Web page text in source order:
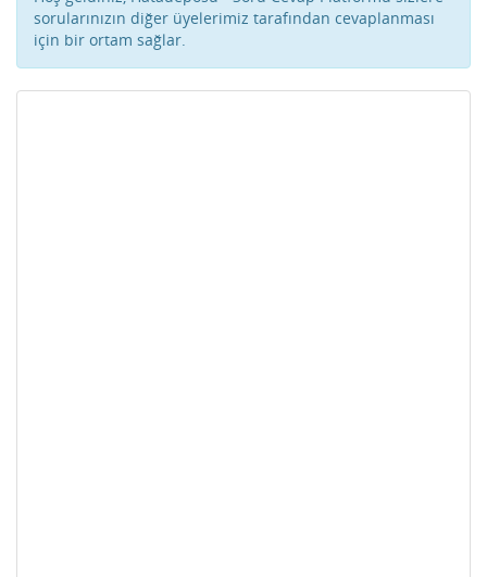
sorularınızın diğer üyelerimiz tarafından cevaplanması
için bir ortam sağlar.